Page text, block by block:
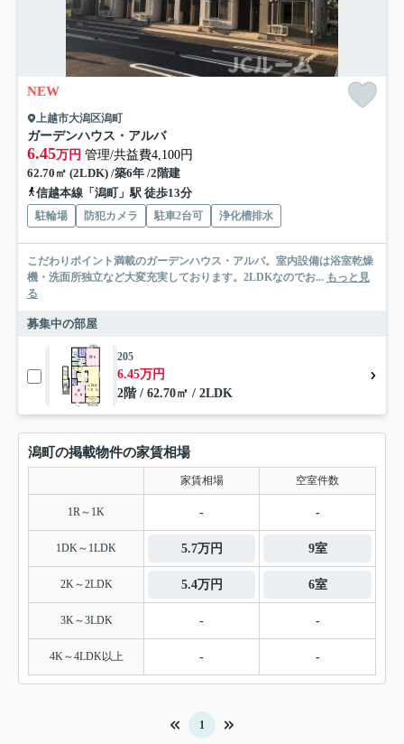
NEW
上越市大潟区潟町
ガーデンハウス・アルバ
6.45万円 管理/共益費4,100円
62.70㎡ (2LDK) /築6年 /2階建
信越本線「潟町」駅 徒歩13分
駐輪場 防犯カメラ 駐車2台可 浄化槽排水
こだわりポイント満載のガーデンハウス・アルバ。室内設備は浴室乾燥
機・洗面所独立など大変充実しております。2LDKなのでお... もっと見
る
募集中の部屋
205
6.45万円
2階 / 62.70㎡ / 2LDK
潟町の掲載物件の家賃相場
家賃相場 空室件数
1R～1K - -
1DK～1LDK 5.7万円 9室
2K～2LDK 5.4万円 6室
3K～3LDK - -
4K～4LDK以上 - -
1